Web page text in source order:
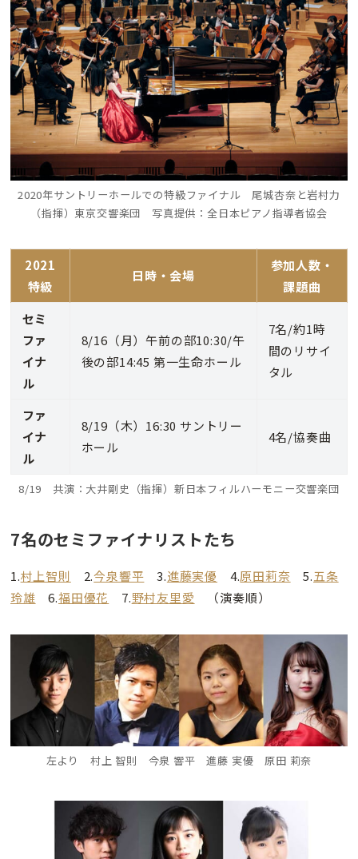
2020年サントリーホールでの特級ファイナル 尾城杏奈と岩村力
（指揮）東京交響楽団 写真提供：全日本ピアノ指導者協会
2021
特級
日時・会場
参加人数・
課題曲
セミ
ファ
イナ
ル
8/16（月）午前の部10:30/午
後の部14:45 第一生命ホール
7名/約1時
間のリサイ
タル
ファ
イナ
ル
8/19（木）16:30 サントリー
ホール
4名/協奏曲
8/19 共演：大井剛史（指揮）新日本フィルハーモニー交響楽団
7名のセミファイナリストたち
1.村上智則 2.今泉響平 3.進藤実優 4.原田莉奈 5.五条
玲雄 6.福田優花 7.野村友里愛 （演奏順）
左より 村上 智則 今泉 響平 進藤 実優 原田 莉奈